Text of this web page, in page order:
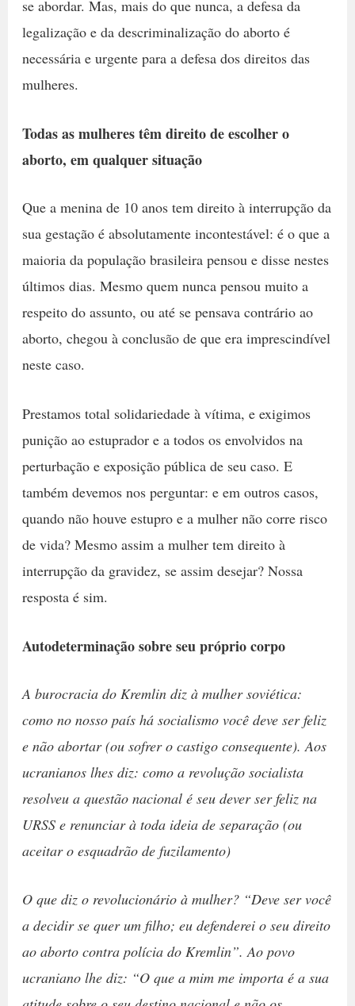
se abordar. Mas, mais do que nunca, a defesa da
legalização e da descriminalização do aborto é
necessária e urgente para a defesa dos direitos das
mulheres.
Todas as mulheres têm direito de escolher o
aborto, em qualquer situação
Que a menina de 10 anos tem direito à interrupção da
sua gestação é absolutamente incontestável: é o que a
maioria da população brasileira pensou e disse nestes
últimos dias. Mesmo quem nunca pensou muito a
respeito do assunto, ou até se pensava contrário ao
aborto, chegou à conclusão de que era imprescindível
neste caso.
Prestamos total solidariedade à vítima, e exigimos
punição ao estuprador e a todos os envolvidos na
perturbação e exposição pública de seu caso. E
também devemos nos perguntar: e em outros casos,
quando não houve estupro e a mulher não corre risco
de vida? Mesmo assim a mulher tem direito à
interrupção da gravidez, se assim desejar? Nossa
resposta é sim.
Autodeterminação sobre seu próprio corpo
A burocracia do Kremlin diz à mulher soviética:
como no nosso país há socialismo você deve ser feliz
e não abortar (ou sofrer o castigo consequente). Aos
ucranianos lhes diz: como a revolução socialista
resolveu a questão nacional é seu dever ser feliz na
URSS e renunciar à toda ideia de separação (ou
aceitar o esquadrão de fuzilamento)
O que diz o revolucionário à mulher? “Deve ser você
a decidir se quer um filho; eu defenderei o seu direito
ao aborto contra polícia do Kremlin”. Ao povo
ucraniano lhe diz: “O que a mim me importa é a sua